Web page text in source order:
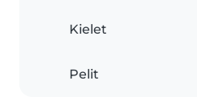
Kielet
Pelit